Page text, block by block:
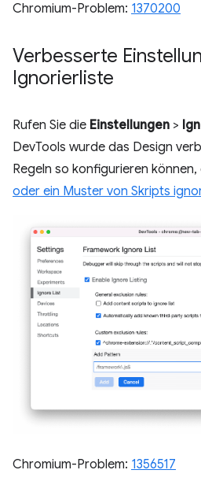
Chromium-Problem: 1370200
Verbesserte
Ignorierliste
Rufen Sie die Einstellungen >
DevTools wurde das Design
Regeln so konfigurieren können,
oder ein Muster von Skripts
Chromium-Problem: 1356517